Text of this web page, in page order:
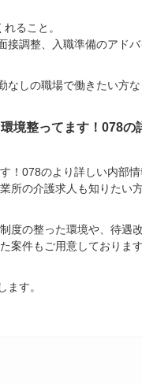
ること。
調整、入職準備のアド
しの職場で働きたい方
境整ってます！078の
！078のより詳しい内部
所の介護求人も知りたい
度の整った環境や、待遇
件もご用意しておりま
す。